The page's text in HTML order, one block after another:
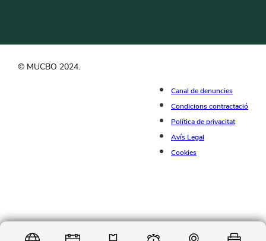
© MUCBO 2024.
Canal de denuncies
Condicions contractació
Política de privacitat
Avís Legal
Cookies